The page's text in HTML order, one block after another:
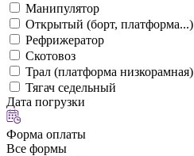
Манипулятор
Открытый (борт, платформа...)
Рефрижератор
Скотовоз
Трал (платформа низкорамная)
Тягач седельный
Дата погрузки
Форма оплаты
Все формы